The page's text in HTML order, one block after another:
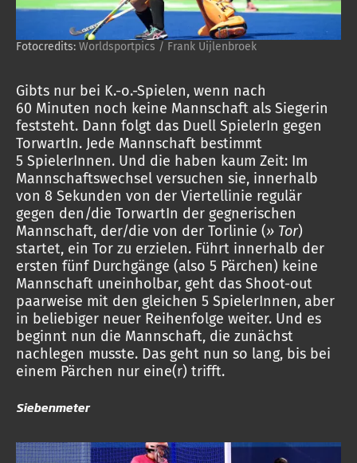
Fotocredits: Worldsportpics / Frank Uijlenbroek
Gibts nur bei K.-o.-Spielen, wenn nach
60 Minuten noch keine Mannschaft als Siegerin
feststeht. Dann folgt das Duell SpielerIn gegen
TorwartIn. Jede Mannschaft bestimmt
5 SpielerInnen. Und die haben kaum Zeit: Im
Mannschaftswechsel versuchen sie, innerhalb
von 8 Sekunden von der Viertellinie regulär
gegen den/die TorwartIn der gegnerischen
Mannschaft, der/die von der Torlinie (» Tor)
startet, ein Tor zu erzielen. Führt innerhalb der
ersten fünf Durchgänge (also 5 Pärchen) keine
Mannschaft uneinholbar, geht das Shoot-out
paarweise mit den gleichen 5 SpielerInnen, aber
in beliebiger neuer Reihenfolge weiter. Und es
beginnt nun die Mannschaft, die zunächst
nachlegen musste. Das geht nun so lang, bis bei
einem Pärchen nur eine(r) trifft.
Siebenmeter